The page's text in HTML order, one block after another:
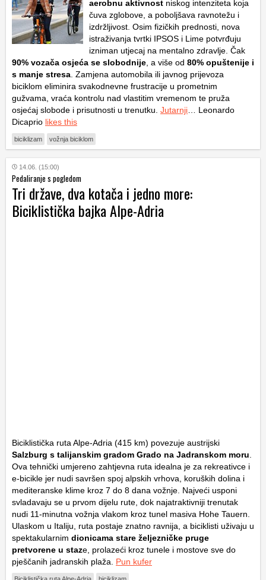
aerobnu aktivnost niskog intenziteta koja
čuva zglobove, a poboljšava ravnotežu i
izdržljivost. Osim fizičkih prednosti, nova
istraživanja tvrtki IPSOS i Lime potvrđuju
izniman utjecaj na mentalno zdravlje. Čak
90% vozača osjeća se slobodnije , a više od 80% opuštenije i
s manje stresa . Zamjena automobila ili javnog prijevoza
biciklom eliminira svakodnevne frustracije u prometnim
gužvama, vraća kontrolu nad vlastitim vremenom te pruža
osjećaj slobode i prisutnosti u trenutku. Jutarnji … Leonardo
Dicaprio likes this
biciklizam vožnja biciklom
14.06. (15:00)
Pedaliranje s pogledom
Tri države, dva kotača i jedno more:
Biciklistička bajka Alpe-Adria
Biciklistička ruta Alpe-Adria (415 km) povezuje austrijski
Salzburg s talijanskim gradom Grado na Jadranskom moru.
Ova tehnički umjereno zahtjevna ruta idealna je za rekreativce i
e-bicikle jer nudi savršen spoj alpskih vrhova, koruških dolina i
mediteranske klime kroz 7 do 8 dana vožnje. Najveći usponi
svladavaju se u prvom dijelu rute, dok najatraktivniji trenutak
nudi 11-minutna vožnja vlakom kroz tunel masiva Hohe Tauern.
Ulaskom u Italiju, ruta postaje znatno ravnija, a biciklisti uživaju u
spektakularnim dionicama stare željezničke pruge
pretvorene u staze, prolazeći kroz tunele i mostove sve do
pješčanih jadranskih plaža. Pun kufer